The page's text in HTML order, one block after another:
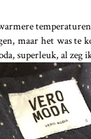
maar het was
superleuk, al zeg